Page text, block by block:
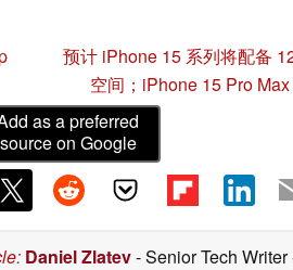
预计 iPhone 15 系列将配备
空间；iPhone 15 Pro
as a preferred
source on Google
: Daniel Zlatev- Senior Tech Writer